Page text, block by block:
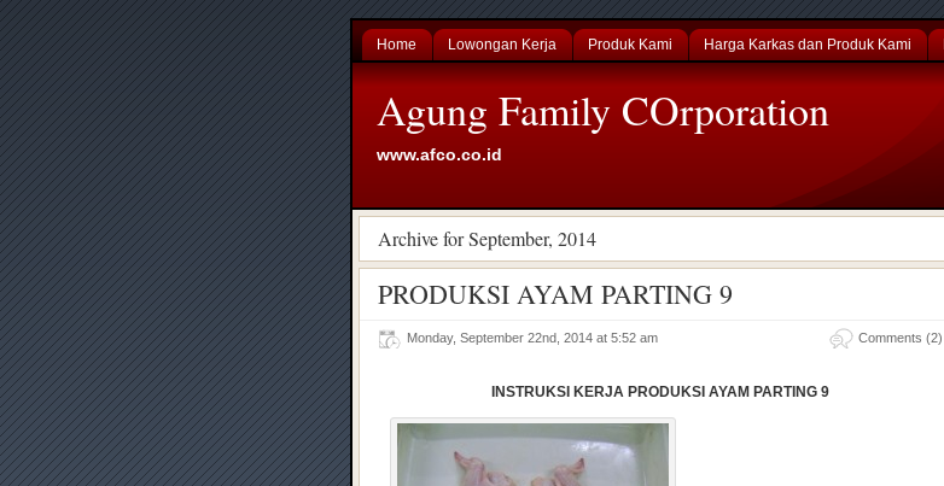
Home Lowongan Kerja Produk Kami Harga Karkas dan Produk Kami
Agung Family COrporation
www.afco.co.id
Archive for September, 2014
PRODUKSI AYAM PARTING 9
Monday, September 22nd, 2014 at 5:52 am Comments (2)
INSTRUKSI KERJA PRODUKSI AYAM PARTING 9